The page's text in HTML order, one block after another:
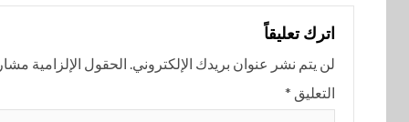
اترك تعليقاً
لن يتم نشر عنوان بريدك الإلكتروني. الحقول الإلزامية مشار
التعليق *